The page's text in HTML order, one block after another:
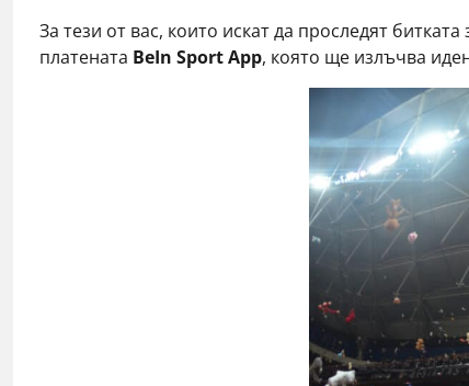
За тези от вас, които искат да проследят
платената BeIn Sport App, която ще излъчва